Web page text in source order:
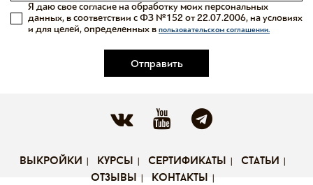
Отправить
Я даю свое согласие на обработку моих персональных
данных, в соответствии с ФЗ №152 от 22.07.2006, на условиях
и для целей, определенных в пользовательском соглашении.
выкройки курсы сертификаты
статьи
отзывы
контакты